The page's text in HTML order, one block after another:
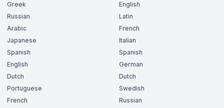
Greek
Russian
Arabic
Japanese
Spanish
English
Dutch
Portuguese
French
English
Latin
French
Italian
Spanish
German
Dutch
Swedish
Russian